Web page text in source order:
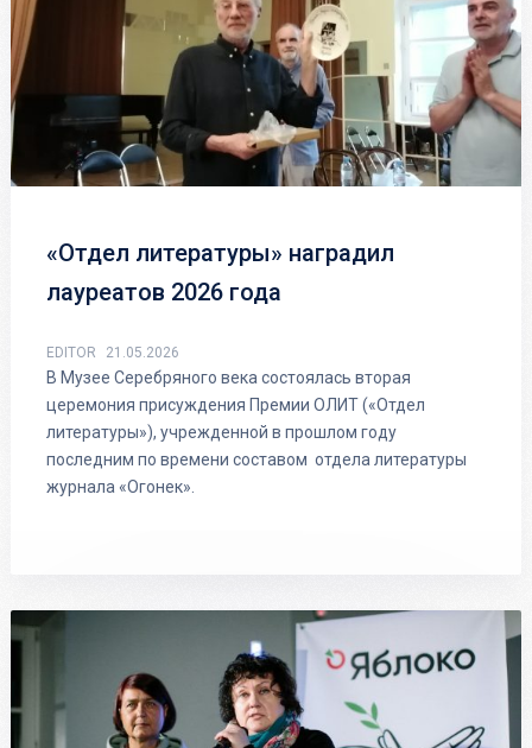
«Отдел литературы» наградил
лауреатов 2026 года
EDITOR 21.05.2026
В Музее Серебряного века состоялась вторая
церемония присуждения Премии ОЛИТ («Отдел
литературы»), учрежденной в прошлом году
последним по времени составом отдела литературы
журнала «Огонек».